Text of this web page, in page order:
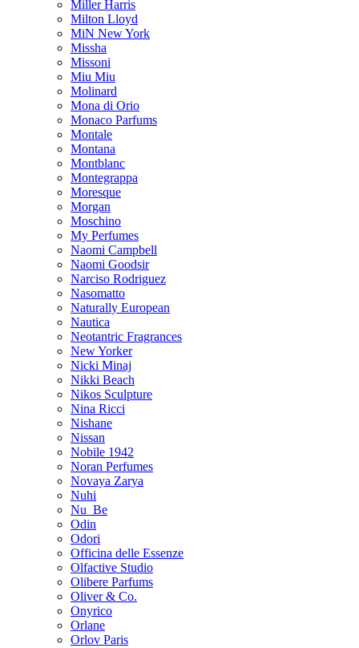
Miller Harris
Milton Lloyd
MiN New York
Missha
Missoni
Miu Miu
Molinard
Mona di Orio
Monaco Parfums
Montale
Montana
Montblanc
Montegrappa
Moresque
Morgan
Moschino
My Perfumes
Naomi Campbell
Naomi Goodsir
Narciso Rodriguez
Nasomatto
Naturally European
Nautica
Neotantric Fragrances
New Yorker
Nicki Minaj
Nikki Beach
Nikos Sculpture
Nina Ricci
Nishane
Nissan
Nobile 1942
Noran Perfumes
Novaya Zarya
Nuhi
Nu_Be
Odin
Odori
Officina delle Essenze
Olfactive Studio
Olibere Parfums
Oliver & Co.
Onyrico
Orlane
Orlov Paris